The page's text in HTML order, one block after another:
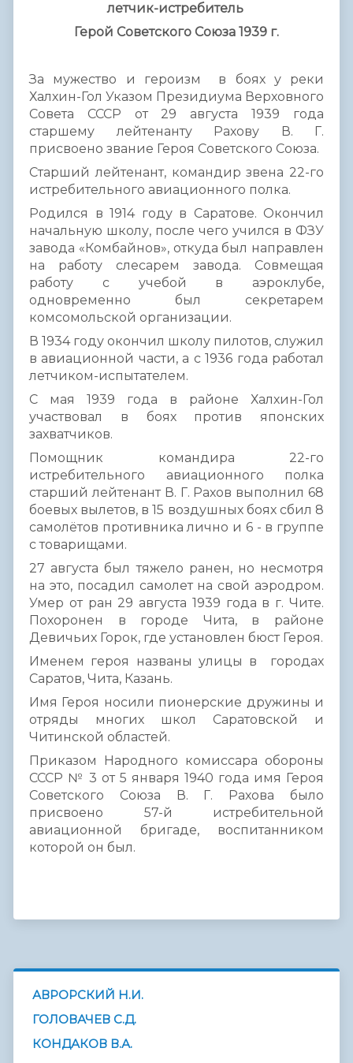
летчик-истребитель
Герой Советского Союза 1939 г.
За мужество и героизм в боях у реки
Халхин-Гол Указом Президиума Верховного
Совета СССР от 29 августа 1939 года
старшему лейтенанту Рахову В. Г.
присвоено звание Героя Советского Союза.
Старший лейтенант, командир звена 22-го
истребительного авиационного полка.
Родился в 1914 году в Саратове. Окончил
начальную школу, после чего учился в ФЗУ
завода «Комбайнов», откуда был направлен
на работу слесарем завода. Совмещая
работу с учебой в аэроклубе,
одновременно был секретарем
комсомольской организации.
В 1934 году окончил школу пилотов, служил
в авиационной части, а с 1936 года работал
летчиком-испытателем.
С мая 1939 года в районе Халхин-Гол
участвовал в боях против японских
захватчиков.
Помощник командира 22-го
истребительного авиационного полка
старший лейтенант В. Г. Рахов выполнил 68
боевых вылетов, в 15 воздушных боях сбил 8
самолётов противника лично и 6 - в группе
с товарищами.
27 августа был тяжело ранен, но несмотря
на это, посадил самолет на свой аэродром.
Умер от ран 29 августа 1939 года в г. Чите.
Похоронен в городе Чита, в районе
Девичьих Горок, где установлен бюст Героя.
Именем героя названы улицы в городах
Саратов, Чита, Казань.
Имя Героя носили пионерские дружины и
отряды многих школ Саратовской и
Читинской областей.
Приказом Народного комиссара обороны
СССР № 3 от 5 января 1940 года имя Героя
Советского Союза В. Г. Рахова было
присвоено 57-й истребительной
авиационной бригаде, воспитанником
которой он был.
АВРОРСКИЙ Н.И.
ГОЛОВАЧЕВ С.Д.
КОНДАКОВ В.А.